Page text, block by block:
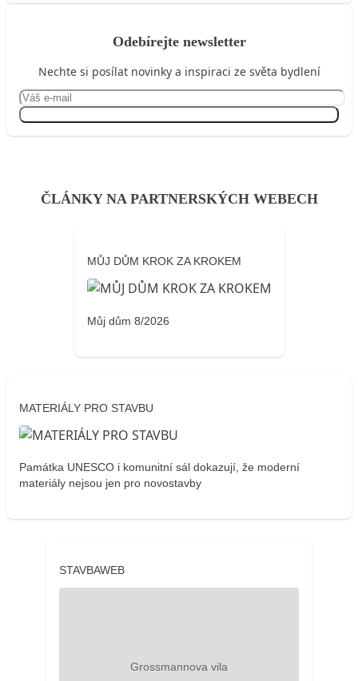
Odebírejte newsletter
Nechte si posílat novinky a inspiraci ze světa bydlení
ČLÁNKY NA PARTNERSKÝCH WEBECH
MŮJ DŮM KROK ZA KROKEM
Můj dům 8/2026
MATERIÁLY PRO STAVBU
Památka UNESCO i komunitní sál dokazují, že moderní
materiály nejsou jen pro novostavby
STAVBAWEB